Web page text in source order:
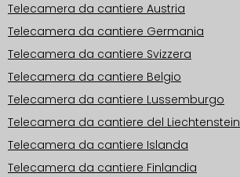
Telecamera da cantiere Austria
Telecamera da cantiere Germania
Telecamera da cantiere Svizzera
Telecamera da cantiere Belgio
Telecamera da cantiere Lussemburgo
Telecamera da cantiere del Liechtenstein
Telecamera da cantiere Islanda
Telecamera da cantiere Finlandia